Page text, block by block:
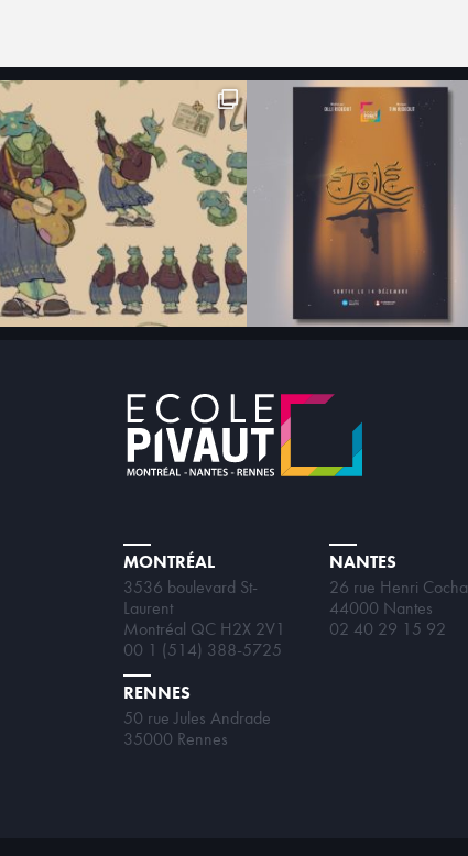
MONTRÉAL
3536 boulevard St-
Laurent
Montréal QC H2X 2V1
00 1 (514) 388-5725
NANTES
26 rue Henri
44000 Nantes
02 40 29 15 92
RENNES
50 rue Jules Andrade
35000 Rennes